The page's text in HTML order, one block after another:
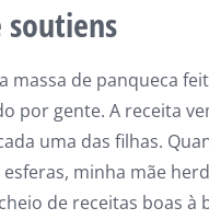
soutiens
massa de panqueca
por gente. A receita
uma das filhas.
minha mãe
de receitas boas à